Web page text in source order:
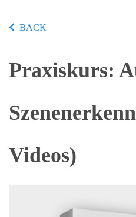
BACK
Praxiskurs:
Videos)